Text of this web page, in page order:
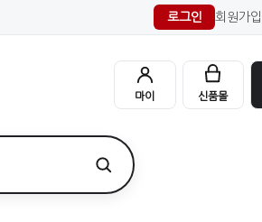
로그인 회원가입
마이 신품몰